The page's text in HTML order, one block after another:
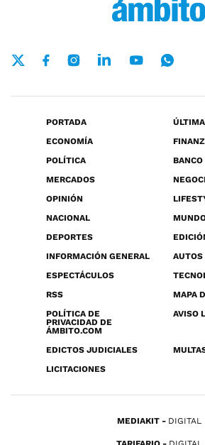
PORTADA
ECONOMÍA
POLÍTICA
BANCO
MERCADOS
OPINIÓN
NACIONAL
DEPORTES
INFORMACIÓN GENERAL
AUTOS
ESPECTÁCULOS
RSS
MAPA
POLÍTICA DE
PRIVACIDAD DE
ÁMBITO.COM
AVISO
EDICTOS JUDICIALES
LICITACIONES
MEDIAKIT DIGITAL